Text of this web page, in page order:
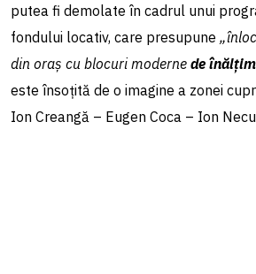
putea fi demolate în cadrul unui
fondului locativ, care presupune
din oraș cu blocuri moderne de
este însoțită de o imagine a zonei
Ion Creangă – Eugen Coca – Ion